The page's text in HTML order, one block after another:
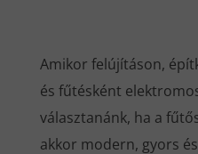
Amikor felújításon,
és fűtésként
választanánk, ha a
akkor modern, gyors